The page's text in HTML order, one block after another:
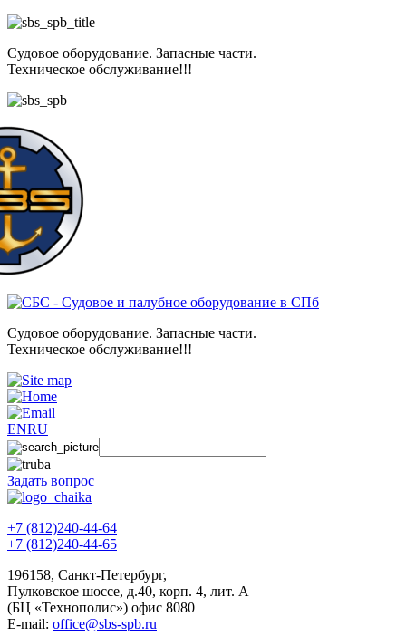
Судовое оборудование. Запасные части.
Техническое обслуживание!!!
Судовое оборудование. Запасные части.
Техническое обслуживание!!!
ENRU
Задать вопрос
+7 (812)240-44-64
+7 (812)240-44-65
196158, Санкт-Петербург,
Пулковское шоссе, д.40, корп. 4, лит. А
(БЦ «Технополис») офис 8080
E-mail: office@sbs-spb.ru